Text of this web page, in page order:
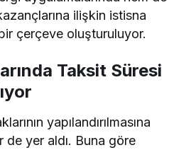
ilişkin istisna
çerçeve oluşturuluyor.
Taksit Süresi
yapılandırılmasına
yer aldı. Buna göre